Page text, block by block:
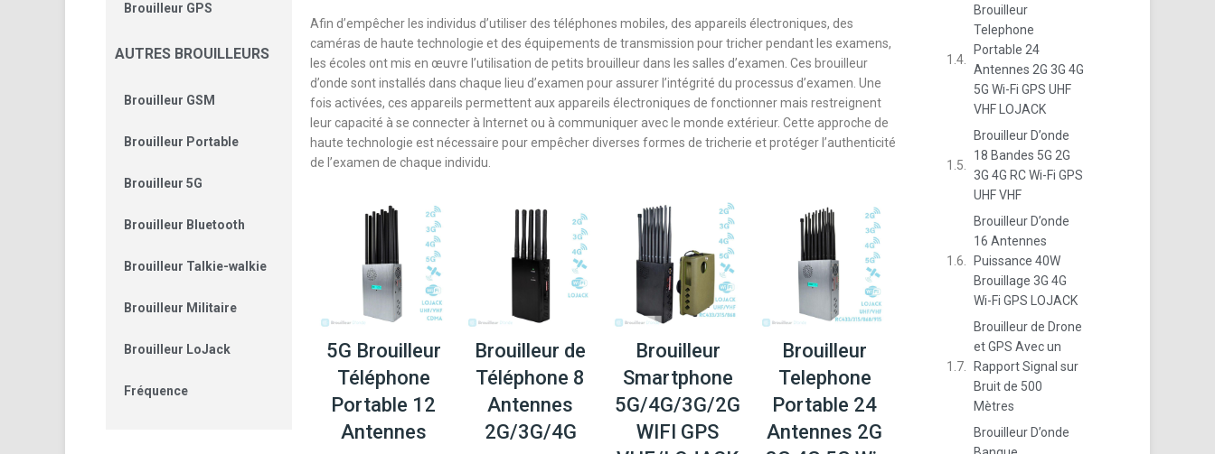
Brouilleur GPS
AUTRES BROUILLEURS
Brouilleur GSM
Brouilleur Portable
Brouilleur 5G
Brouilleur Bluetooth
Brouilleur Talkie-walkie
Brouilleur Militaire
Brouilleur LoJack
Fréquence
Afin d’empêcher les individus d’utiliser des téléphones mobiles, des appareils électroniques, des
caméras de haute technologie et des équipements de transmission pour tricher pendant les examens,
les écoles ont mis en œuvre l’utilisation de petits brouilleur dans les salles d’examen. Ces brouilleur
d’onde sont installés dans chaque lieu d’examen pour assurer l’intégrité du processus d’examen. Une
fois activées, ces appareils permettent aux appareils électroniques de fonctionner mais restreignent
leur capacité à se connecter à Internet ou à communiquer avec le monde extérieur. Cette approche de
haute technologie est nécessaire pour empêcher diverses formes de tricherie et protéger l’authenticité
de l’examen de chaque individu.
5G Brouilleur
Téléphone
Portable 12
Antennes
Brouilleur de
Téléphone 8
Antennes
2G/3G/4G
Brouilleur
Smartphone
5G/4G/3G/2G
WIFI GPS
Brouilleur
Telephone
Portable 24
Antennes 2G
Brouilleur
Telephone
Portable 24
Antennes 2G 3G 4G
5G Wi-Fi GPS UHF
VHF LOJACK
Brouilleur D’onde
18 Bandes 5G 2G
3G 4G RC Wi-Fi GPS
UHF VHF
Brouilleur D’onde
16 Antennes
Puissance 40W
Brouillage 3G 4G
Wi-Fi GPS LOJACK
Brouilleur de Drone
et GPS Avec un
Rapport Signal sur
Bruit de 500
Mètres
Brouilleur D’onde